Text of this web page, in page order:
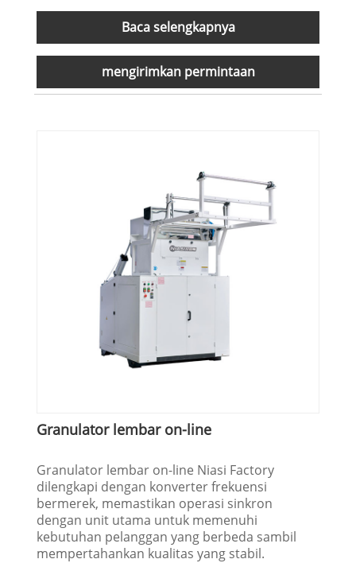
Baca selengkapnya
mengirimkan permintaan
Granulator lembar on-line
Granulator lembar on-line Niasi Factory
dilengkapi dengan konverter frekuensi
bermerek, memastikan operasi sinkron
dengan unit utama untuk memenuhi
kebutuhan pelanggan yang berbeda sambil
mempertahankan kualitas yang stabil.